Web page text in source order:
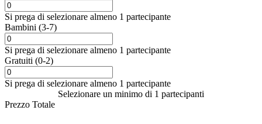
Si prega di selezionare almeno 1 partecipante
Bambini (3-7)
Si prega di selezionare almeno 1 partecipante
Gratuiti (0-2)
Si prega di selezionare almeno 1 partecipante
Selezionare un minimo di 1 partecipanti
Prezzo Totale